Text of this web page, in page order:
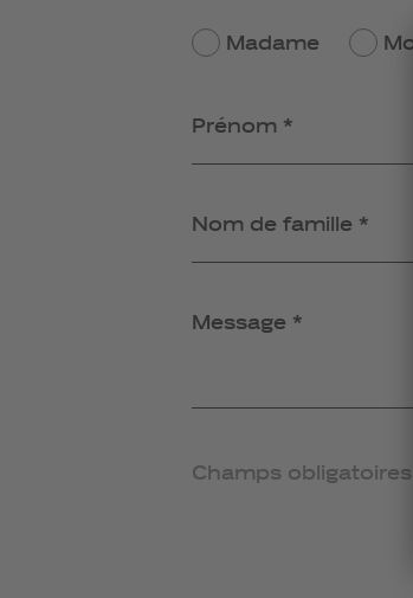
Madame
Prénom *
Nom de famille *
Message *
Champs obligatoires